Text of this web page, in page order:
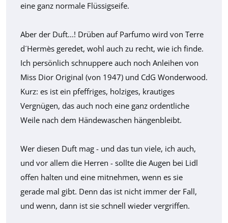
eine ganz normale Flüssigseife.
Aber der Duft...! Drüben auf Parfumo wird von Terre
d´Hermès geredet, wohl auch zu recht, wie ich finde.
Ich persönlich schnuppere auch noch Anleihen von
Miss Dior Original (von 1947) und CdG Wonderwood.
Kurz: es ist ein pfeffriges, holziges, krautiges
Vergnügen, das auch noch eine ganz ordentliche
Weile nach dem Händewaschen hängenbleibt.
Wer diesen Duft mag - und das tun viele, ich auch,
und vor allem die Herren - sollte die Augen bei Lidl
offen halten und eine mitnehmen, wenn es sie
gerade mal gibt. Denn das ist nicht immer der Fall,
und wenn, dann ist sie schnell wieder vergriffen.